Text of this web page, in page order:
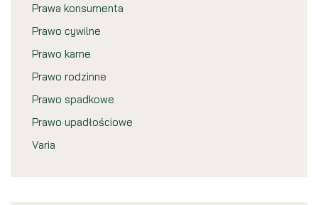
Prawa konsumenta
Prawo cywilne
Prawo karne
Prawo rodzinne
Prawo spadkowe
Prawo upadłościowe
Varia